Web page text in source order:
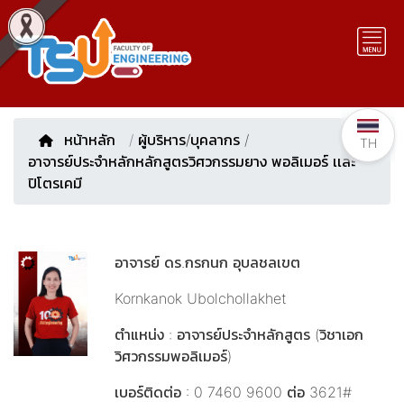
หน้าหลัก / ผู้บริหาร/บุคลากร /
อาจารย์ประจำหลักหลักสูตรวิศวกรรมยาง พอลิเมอร์ เเละ
ปิโตรเคมี
อาจารย์ ดร.กรกนก อุบลชลเขต
Kornkanok Ubolchollakhet
ตำแหน่ง : อาจารย์ประจำหลักสูตร (วิชาเอก
วิศวกรรมพอลิเมอร์)
เบอร์ติดต่อ : 0 7460 9600 ต่อ 3621#
TH